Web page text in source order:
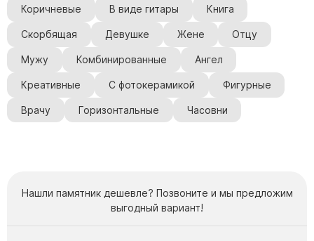
Коричневые В виде гитары Книга
Скорбящая Девушке Жене Отцу
Мужу Комбинированные Ангел
Креативные С фотокерамикой Фигурные
Врачу Горизонтальные Часовни
Нашли памятник дешевле? Позвоните и мы предложим
выгодный вариант!